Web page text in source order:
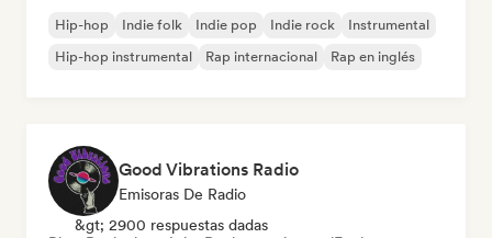
Hip-hop Indie folk Indie pop Indie rock
Instrumental
Hip-hop instrumental
Rap internacional Rap en inglés
Good Vibrations Radio
Emisoras De Radio
&gt; 2900 respuestas dadas